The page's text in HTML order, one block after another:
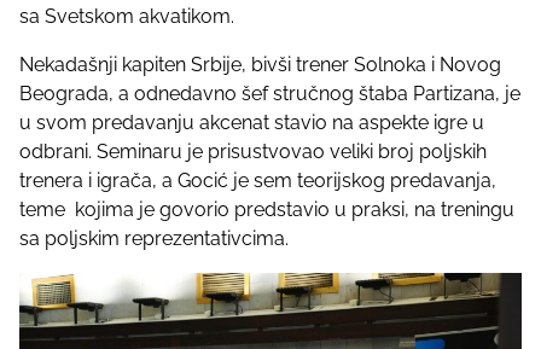
h
s
p
o
s
t
o
n
sa Svetskom akvatikom.
Nekadašnji kapiten Srbije, bivši trener Solnoka i Novog
Beograda, a odnedavno šef stručnog štaba Partizana, je
u svom predavanju akcenat stavio na aspekte igre u
odbrani. Seminaru je prisustvovao veliki broj poljskih
trenera i igrača, a Gocić je sem teorijskog predavanja,
teme kojima je govorio predstavio u praksi, na treningu
sa poljskim reprezentativcima.